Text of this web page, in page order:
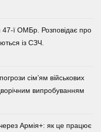
47-ї ОМБр. Розповідає про
із СЗЧ.
сім’ям військових
випробуванням
Армія+: як це працює